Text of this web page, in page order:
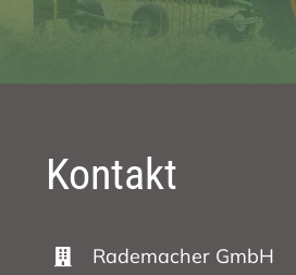
Kontakt
Rademacher GmbH